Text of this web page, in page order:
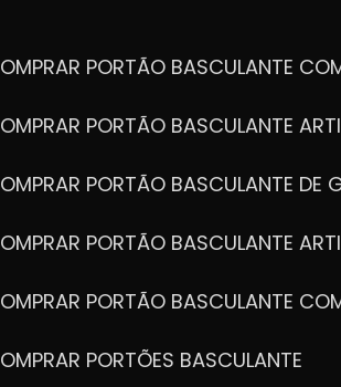
COMPRAR PORTÃO BASCULANTE
COMPRAR PORTÃO BASCULANTE
COMPRAR PORTÃO BASCULANTE DE
COMPRAR PORTÃO BASCULANTE
COMPRAR PORTÃO BASCULANTE
COMPRAR PORTÕES BASCULANTE